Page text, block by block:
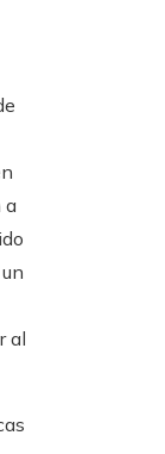
a
al